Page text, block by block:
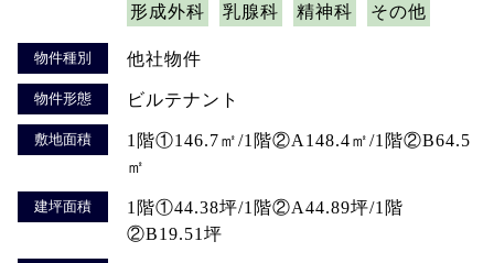
形成外科
乳腺科 精神科 その他
物件種別 他社物件
物件形態 ビルテナント
敷地面積
1階①146.7㎡/1階②A148.4㎡/1階②B64.5
㎡
建坪面積
1階①44.38坪/1階②A44.89坪/1階
②B19.51坪